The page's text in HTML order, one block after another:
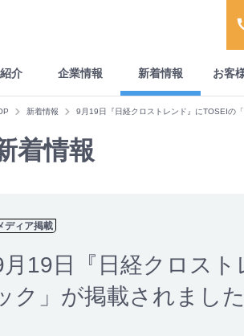
介 企業情報 新着情報 お客
新着情報 9月19日『日経クロストレンド』にTOSEIの
着情報
ディア掲載
月19日『日経クロス
ク」が掲載されました